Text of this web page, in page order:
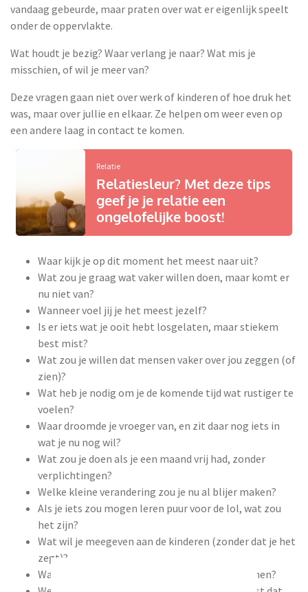
vandaag gebeurde, maar praten over wat er eigenlijk speelt
onder de oppervlakte.
Wat houdt je bezig? Waar verlang je naar? Wat mis je
misschien, of wil je meer van?
Deze vragen gaan niet over werk of kinderen of hoe druk het
was, maar over jullie en elkaar. Ze helpen om weer even op
een andere laag in contact te komen.
Relatie
Relatiesleur? Met deze tips
geef je je relatie een
ongelofelijke boost!
Waar kijk je op dit moment het meest naar uit?
Wat zou je graag wat vaker willen doen, maar komt er
nu niet van?
Wanneer voel jij je het meest jezelf?
Is er iets wat je ooit hebt losgelaten, maar stiekem
best mist?
Wat zou je willen dat mensen vaker over jou zeggen (of
zien)?
Wat heb je nodig om je de komende tijd wat rustiger te
voelen?
Waar droomde je vroeger van, en zit daar nog iets in
wat je nu nog wil?
Wat zou je doen als je een maand vrij had, zonder
verplichtingen?
Welke kleine verandering zou je nu al blijer maken?
Als je iets zou mogen leren puur voor de lol, wat zou
het zijn?
Wat wil je meegeven aan de kinderen (zonder dat je het
zegt)?
Wat mis je soms in onze gesprekken of tijd samen?